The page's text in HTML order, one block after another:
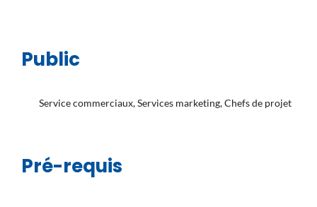
Public
Service commerciaux, Services marketing, Chefs de projet
Pré-requis